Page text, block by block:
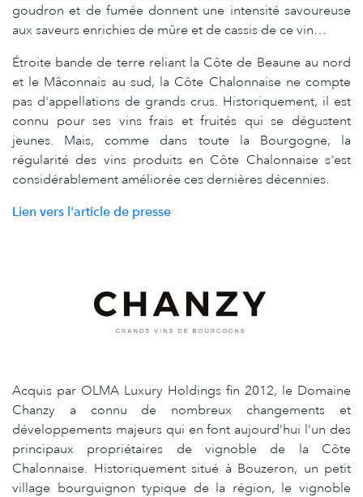
goudron et de fumée donnent une intensité savoureuse
aux saveurs enrichies de mûre et de cassis de ce vin…
Étroite bande de terre reliant la Côte de Beaune au nord
et le Mâconnais au sud, la Côte Chalonnaise ne compte
pas d'appellations de grands crus. Historiquement, il est
connu pour ses vins frais et fruités qui se dégustent
jeunes. Mais, comme dans toute la Bourgogne, la
régularité des vins produits en Côte Chalonnaise s'est
considérablement améliorée ces dernières décennies.
Lien vers l'article de presse
Acquis par OLMA Luxury Holdings fin 2012, le Domaine
Chanzy a connu de nombreux changements et
développements majeurs qui en font aujourd’hui l’un des
principaux propriétaires de vignoble de la Côte
Chalonnaise. Historiquement situé à Bouzeron, un petit
village bourguignon typique de la région, le vignoble